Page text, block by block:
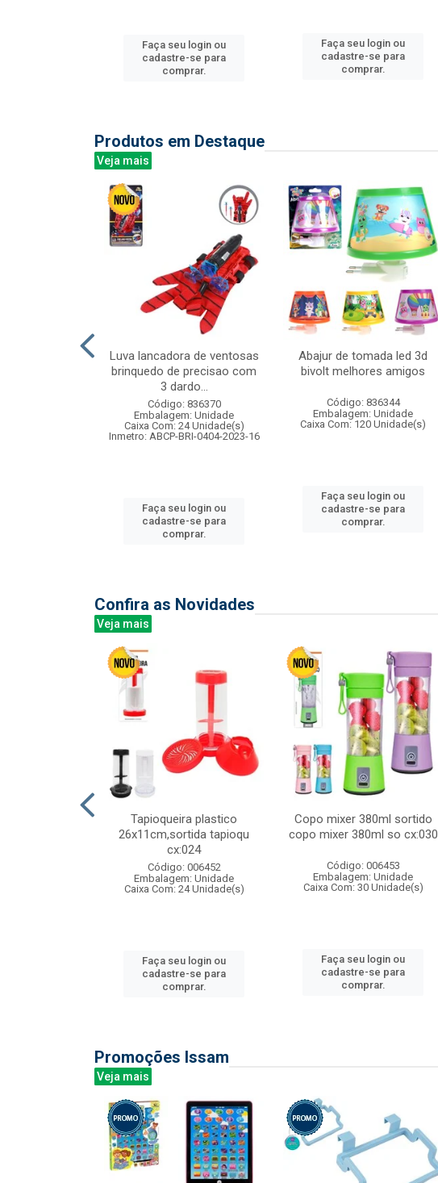
Faça seu login ou
cadastre-se para
comprar.
Faça seu login ou
cadastre-se para
comprar.
Produtos em Destaque
Veja mais
Luva lancadora de ventosas
brinquedo de precisao com
3 dardo...
Código: 836370
Embalagem: Unidade
Caixa Com: 24 Unidade(s)
Inmetro: ABCP-BRI-0404-2023-16
Faça seu login ou
cadastre-se para
comprar.
Abajur de tomada led 3d
bivolt melhores amigos
Código: 836344
Embalagem: Unidade
Caixa Com: 120 Unidade(s)
Faça seu login ou
cadastre-se para
comprar.
Confira as Novidades
Veja mais
Tapioqueira plastico
26x11cm,sortida tapioqu
cx:024
Código: 006452
Embalagem: Unidade
Caixa Com: 24 Unidade(s)
Faça seu login ou
cadastre-se para
comprar.
Copo mixer 380ml sortido
copo mixer 380ml so cx:030
Código: 006453
Embalagem: Unidade
Caixa Com: 30 Unidade(s)
Faça seu login ou
cadastre-se para
comprar.
Promoções Issam
Veja mais